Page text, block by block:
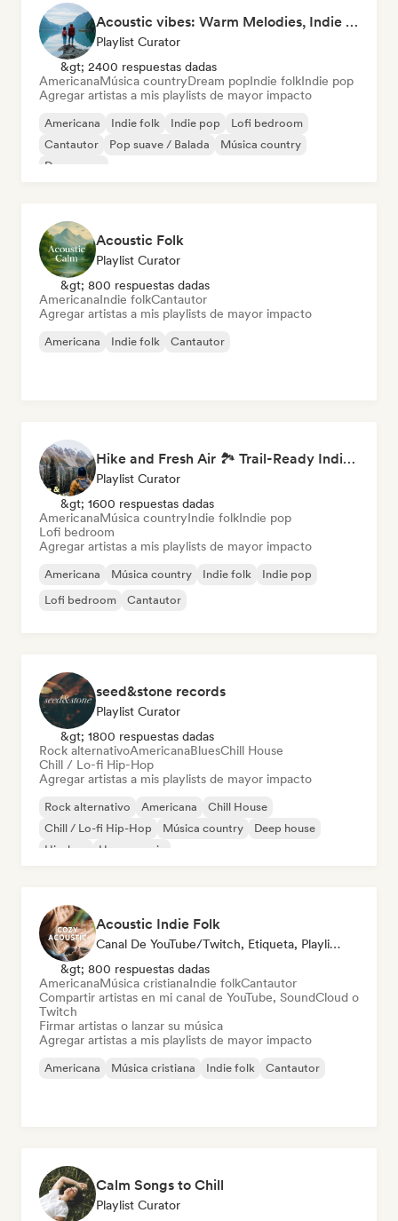
Acoustic vibes: Warm Melodies, Indie Folk & Singer-Songwriter 🏞️
Playlist Curator
&gt; 2400 respuestas dadas
AmericanaMúsica countryDream popIndie folkIndie pop
Agregar artistas a mis playlists de mayor impacto
Americana Indie folk Indie pop
Lofi bedroom
Cantautor
Pop suave / Balada
Música country
Dream pop
Acoustic Folk
Playlist Curator
&gt; 800 respuestas dadas
AmericanaIndie folkCantautor
Agregar artistas a mis playlists de mayor impacto
Americana Indie folk Cantautor
Hike and Fresh Air 🏞️ Trail-Ready Indie Folk & Acoustic
Playlist Curator
&gt; 1600 respuestas dadas
AmericanaMúsica countryIndie folkIndie pop
Lofi bedroom
Agregar artistas a mis playlists de mayor impacto
Americana Música country Indie folk
Indie pop
Lofi bedroom
Cantautor
seed&stone records
Playlist Curator
&gt; 1800 respuestas dadas
Rock alternativoAmericanaBluesChill House
Chill / Lo-fi Hip-Hop
Agregar artistas a mis playlists de mayor impacto
Rock alternativo Americana
Chill House
Chill / Lo-fi Hip-Hop
Música country
Deep house
Hip-hop
House music
Acoustic Indie Folk
Canal De YouTube/Twitch, Etiqueta, Playlist Curator
&gt; 800 respuestas dadas
AmericanaMúsica cristianaIndie folkCantautor
Compartir artistas en mi canal de YouTube, SoundCloud o
Twitch
Firmar artistas o lanzar su música
Agregar artistas a mis playlists de mayor impacto
Americana Música cristiana Indie folk Cantautor
Calm Songs to Chill
Playlist Curator